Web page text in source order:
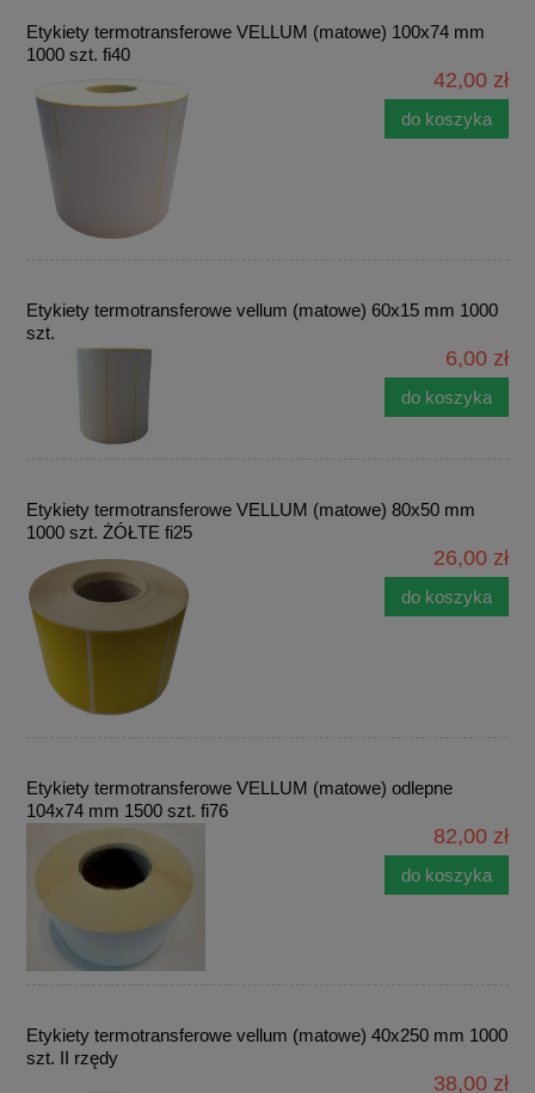
Etykiety termotransferowe VELLUM (matowe) 100x74 mm
1000 szt. fi40
42,00 zł
do koszyka
Etykiety termotransferowe vellum (matowe) 60x15 mm 1000
szt.
6,00 zł
do koszyka
Etykiety termotransferowe VELLUM (matowe) 80x50 mm
1000 szt. ŻÓŁTE fi25
26,00 zł
do koszyka
Etykiety termotransferowe VELLUM (matowe) odlepne
104x74 mm 1500 szt. fi76
82,00 zł
do koszyka
Etykiety termotransferowe vellum (matowe) 40x250 mm 1000
szt. II rzędy
38,00 zł